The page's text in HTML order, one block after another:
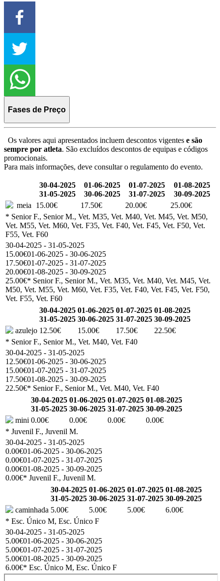
Fases de Preço
Os valores aqui apresentados incluem descontos vigentes e são
sempre por atleta. São excluídos descontos de equipas e códigos
promocionais.
Para mais informações, deve consultar o regulamento do evento.
30-04-2025
31-05-2025
01-06-2025
30-06-2025
01-07-2025
31-07-2025
01-08-2025
30-09-2025
meia
15.00€ 17.50€ 20.00€
25.00€
* Senior F., Senior M., Vet. M35, Vet. M40, Vet. M45, Vet. M50,
Vet. M55, Vet. M60, Vet. F35, Vet. F40, Vet. F45, Vet. F50, Vet.
F55, Vet. F60
30-04-2025 - 31-05-2025
15.00€01-06-2025 - 30-06-2025
17.50€01-07-2025 - 31-07-2025
20.00€01-08-2025 - 30-09-2025
25.00€* Senior F., Senior M., Vet. M35, Vet. M40, Vet. M45, Vet.
M50, Vet. M55, Vet. M60, Vet. F35, Vet. F40, Vet. F45, Vet. F50,
Vet. F55, Vet. F60
30-04-2025
31-05-2025
01-06-2025
30-06-2025
01-07-2025
31-07-2025
01-08-2025
30-09-2025
azulejo 12.50€ 15.00€ 17.50€
22.50€
* Senior F., Senior M., Vet. M40, Vet. F40
30-04-2025 - 31-05-2025
12.50€01-06-2025 - 30-06-2025
15.00€01-07-2025 - 31-07-2025
17.50€01-08-2025 - 30-09-2025
22.50€* Senior F., Senior M., Vet. M40, Vet. F40
30-04-2025
31-05-2025
01-06-2025
30-06-2025
01-07-2025
31-07-2025
01-08-2025
30-09-2025
mini 0.00€ 0.00€ 0.00€
0.00€
* Juvenil F., Juvenil M.
30-04-2025 - 31-05-2025
0.00€01-06-2025 - 30-06-2025
0.00€01-07-2025 - 31-07-2025
0.00€01-08-2025 - 30-09-2025
0.00€* Juvenil F., Juvenil M.
30-04-2025
31-05-2025
01-06-2025
30-06-2025
01-07-2025
31-07-2025
01-08-2025
30-09-2025
caminhada 5.00€ 5.00€ 5.00€
6.00€
* Esc. Único M, Esc. Único F
30-04-2025 - 31-05-2025
5.00€01-06-2025 - 30-06-2025
5.00€01-07-2025 - 31-07-2025
5.00€01-08-2025 - 30-09-2025
6.00€* Esc. Único M, Esc. Único F